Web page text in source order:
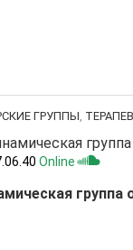
ГРУППЫ
Online
группа